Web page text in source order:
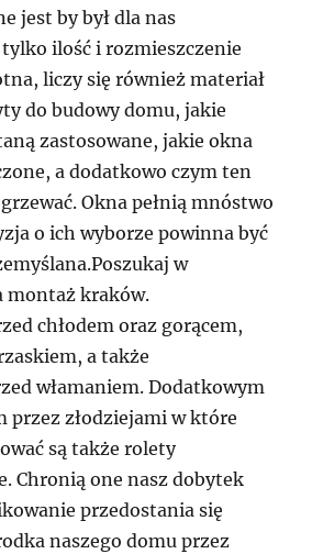
jest by był dla nas
ilość i rozmieszczenie
liczy się również materiał
do budowy domu, jakie
zastosowane, jakie okna
a dodatkowo czym ten
Okna pełnią mnóstwo
o ich wyborze powinna być
w
montaż kraków.
chłodem oraz gorącem,
a także
włamaniem. Dodatkowym
przez złodziejami w które
są także rolety
Chronią one nasz dobytek
przedostania się
naszego domu przez